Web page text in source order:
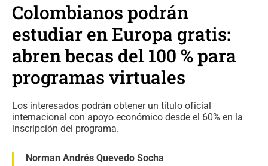
Colombianos podrán
estudiar en Europa gratis:
abren becas del 100 % para
programas virtuales
Los interesados podrán obtener un título oficial
internacional con apoyo económico desde el 60% en la
inscripción del programa.
Norman Andrés Quevedo Socha